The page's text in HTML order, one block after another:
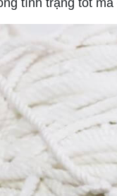
tình trạng tốt